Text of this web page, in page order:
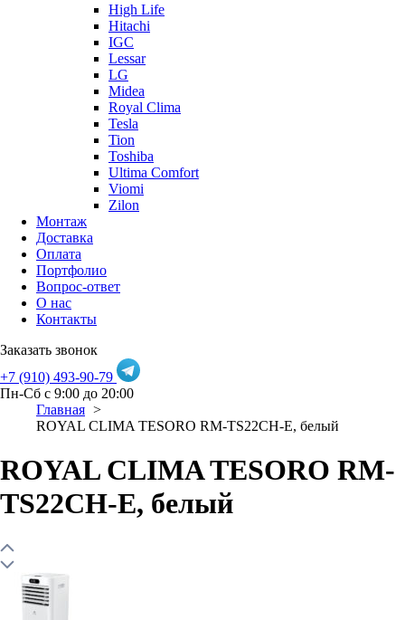
High Life
Hitachi
IGC
Lessar
LG
Midea
Royal Clima
Tesla
Tion
Toshiba
Ultima Comfort
Viomi
Zilon
Монтаж
Доставка
Оплата
Портфолио
Вопрос-ответ
О нас
Контакты
Заказать звонок
+7 (910) 493-90-79
Пн-Сб с 9:00 до 20:00
Главная
ROYAL CLIMA TESORO RM-TS22CH-E, белый
ROYAL CLIMA TESORO RM-
TS22CH-E, белый